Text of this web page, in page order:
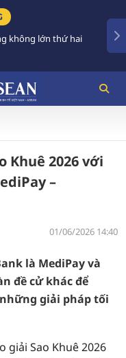
CHÍNH
Tạo
triển
Khuê 2026 với
–
01/06/2026 14:40
là MediPay và
đề cử khác để
giải pháp tối
giải Sao Khuê 2026